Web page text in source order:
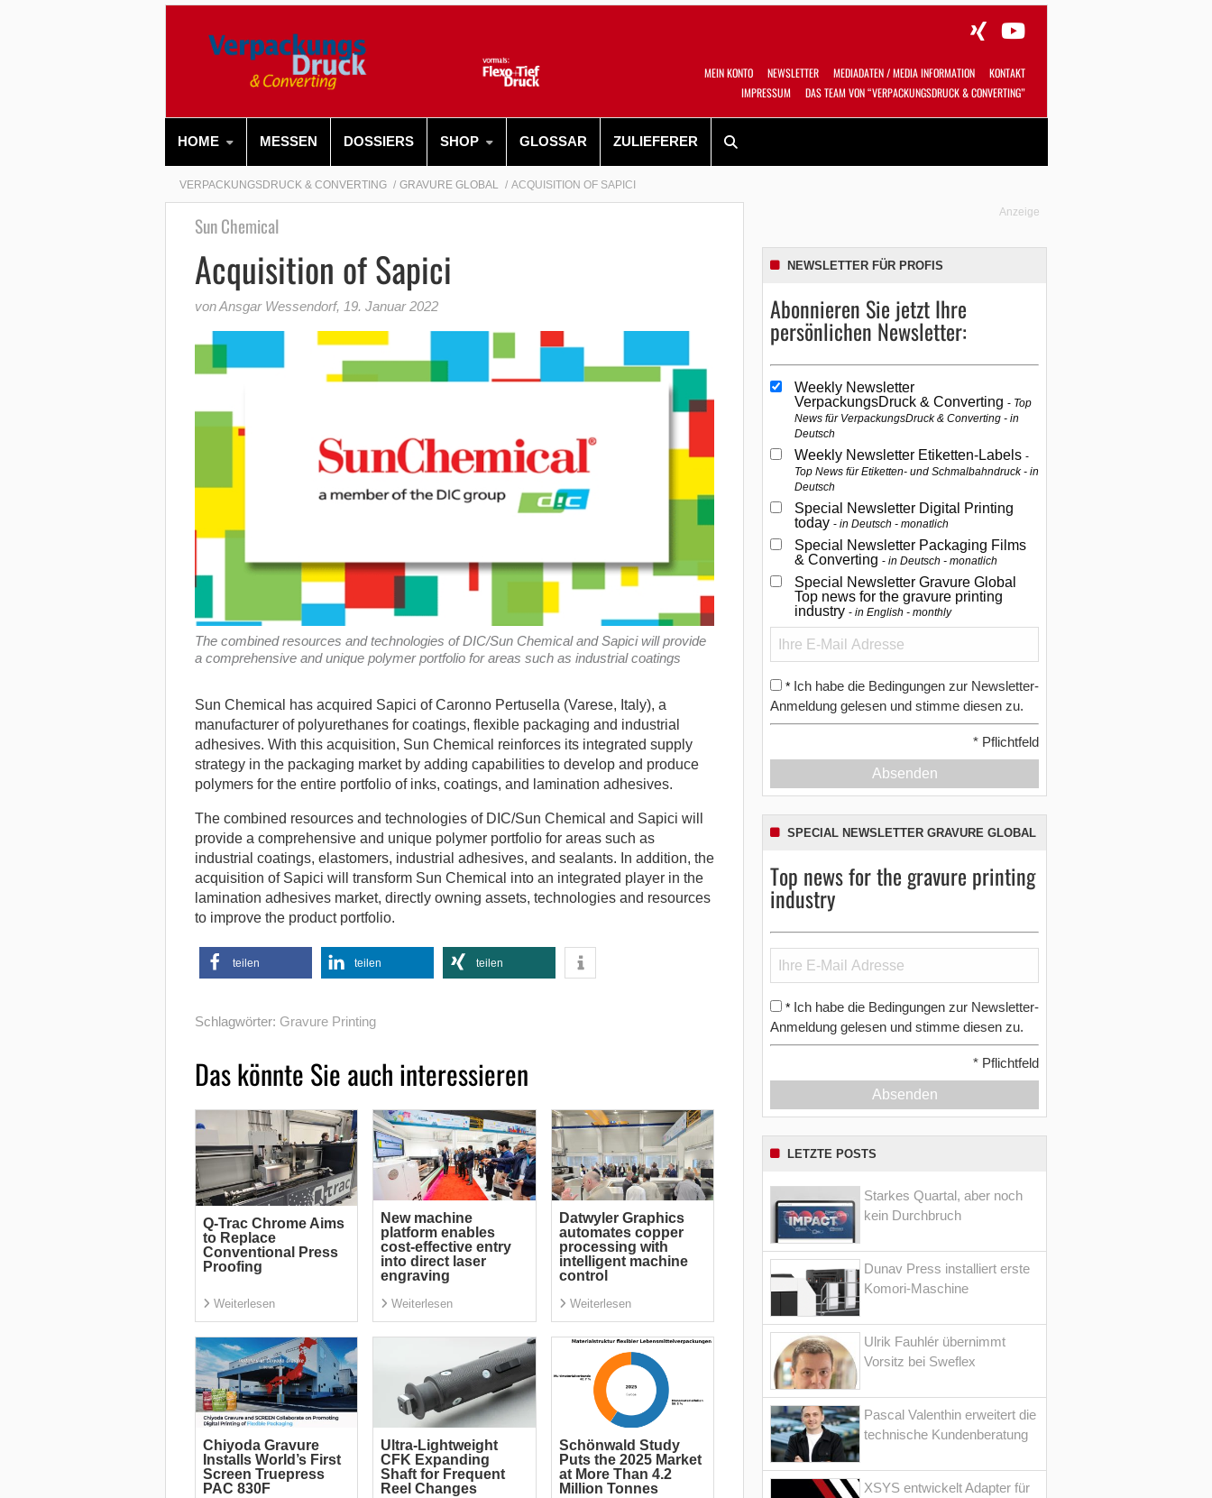
MEIN KONTO NEWSLETTER MEDIADATEN / MEDIA INFORMATION
KONTAKT
IMPRESSUM
DAS TEAM VON “VERPACKUNGSDRUCK & CONVERTING”
HOME MESSEN DOSSIERS SHOP GLOSSAR ZULIEFERER
VERPACKUNGSDRUCK & CONVERTING GRAVURE GLOBAL ACQUISITION OF SAPICI
Sun Chemical
Acquisition of Sapici
von Ansgar Wessendorf, 19. Januar 2022
The combined resources and technologies of DIC/Sun Chemical and Sapici will provide
a comprehensive and unique polymer portfolio for areas such as industrial coatings
Sun Chemical has acquired Sapici of Caronno Pertusella (Varese, Italy), a
manufacturer of polyurethanes for coatings, flexible packaging and industrial
adhesives. With this acquisition, Sun Chemical reinforces its integrated supply
strategy in the packaging market by adding capabilities to develop and produce
polymers for the entire portfolio of inks, coatings, and lamination adhesives.
The combined resources and technologies of DIC/Sun Chemical and Sapici will
provide a comprehensive and unique polymer portfolio for areas such as
industrial coatings, elastomers, industrial adhesives, and sealants. In addition, the
acquisition of Sapici will transform Sun Chemical into an integrated player in the
lamination adhesives market, directly owning assets, technologies and resources
to improve the product portfolio.
teilen teilen teilen
Schlagwörter: Gravure Printing
Das könnte Sie auch interessieren
Q-Trac Chrome Aims
to Replace
Conventional Press
Proofing
Weiterlesen
New machine
platform enables
cost-effective entry
into direct laser
engraving
Weiterlesen
Datwyler Graphics
automates copper
processing with
intelligent machine
control
Weiterlesen
Chiyoda Gravure
Installs World’s First
Screen Truepress
PAC 830F
Ultra-Lightweight
CFK Expanding
Shaft for Frequent
Reel Changes
Schönwald Study
Puts the 2025 Market
at More Than 4.2
Million Tonnes
Anzeige
NEWSLETTER FÜR PROFIS
Abonnieren Sie jetzt Ihre
persönlichen Newsletter:
Weekly Newsletter
VerpackungsDruck & Converting Top
News für VerpackungsDruck & Converting - in
Deutsch
Weekly Newsletter Etiketten-Labels
Top News für Etiketten- und Schmalbahndruck - in
Deutsch
Special Newsletter Digital Printing
today in Deutsch - monatlich
Special Newsletter Packaging Films
& Converting in Deutsch - monatlich
Special Newsletter Gravure Global
Top news for the gravure printing
industry in English - monthly
* Ich habe die Bedingungen zur Newsletter-
Anmeldung gelesen und stimme diesen zu.
* Pflichtfeld
Absenden
SPECIAL NEWSLETTER GRAVURE GLOBAL
Top news for the gravure printing
industry
* Ich habe die Bedingungen zur Newsletter-
Anmeldung gelesen und stimme diesen zu.
* Pflichtfeld
Absenden
LETZTE POSTS
Starkes Quartal, aber noch
kein Durchbruch
Dunav Press installiert erste
Komori-Maschine
Ulrik Fauhlér übernimmt
Vorsitz bei Sweflex
Pascal Valenthin erweitert die
technische Kundenberatung
XSYS entwickelt Adapter für